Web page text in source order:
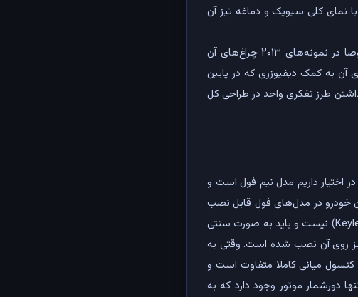
نمای کلی سیویک و دماغه تیز آن
در نمای عقب باید گفت که هوندا چهره‌ کاملا پخته‌ای را برای سیویک در نظر گرفته و مخصوصا در نمونه‌های ۲۰۱۳ چراغ‌های آن
به کمک دیفیوزری که در پایین
طرز تفکری واحد در طراحی کل
اختیار داریم مدل نیم فول است و
خودرو در مدل‌های فول قابل نصب
است. در هر صورت کلید را برمی‌داریم، که در این مدل از نوع سیستم ورود بدون کلید (Keyless Entry) نیست و باید به صورت سنتی
نیز روی آن نصب شده است. وقتی به
میانی کاملا متفاوت است و
دورشمار موتور وجود دارد که به